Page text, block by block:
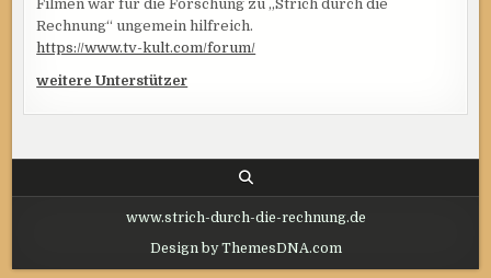
Filmen war für die Forschung zu „Strich durch die
Rechnung“ ungemein hilfreich.
https://www.tv-kult.com/forum/
weitere Unterstützer
www.strich-durch-die-rechnung.de
Design by ThemesDNA.com